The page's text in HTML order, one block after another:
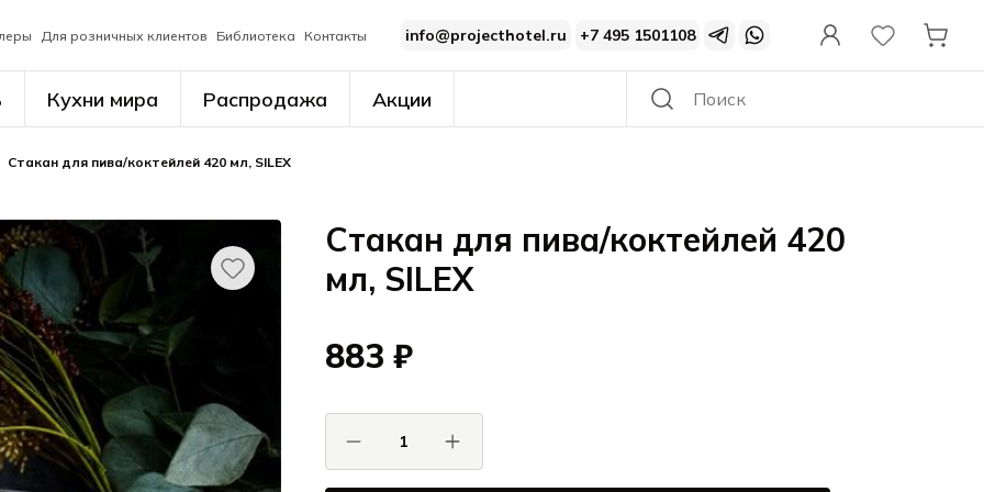
Для розничных клиентов Библиотека Контакты info@projecthotel.ru +7 495 1501108
Кухни мира Распродажа Акции
Стакан для пива/коктейлей 420 мл, SILEX
Стакан для пива/коктейлей 420
мл, SILEX
883 ₽